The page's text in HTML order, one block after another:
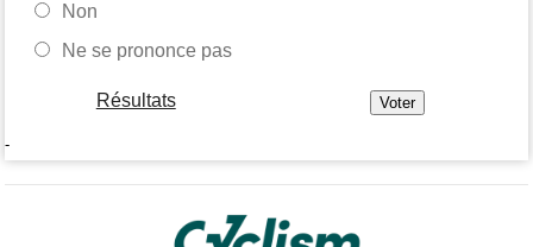
Non
Ne se prononce pas
Résultats
-